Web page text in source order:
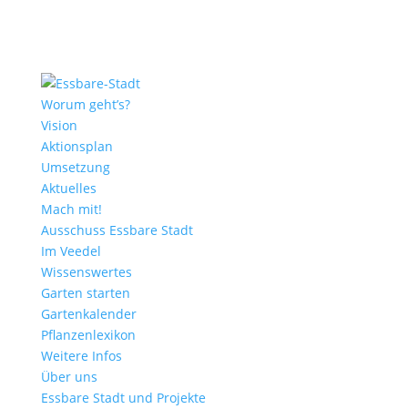
Worum geht’s?
Vision
Aktionsplan
Umsetzung
Aktuelles
Mach mit!
Ausschuss Essbare Stadt
Im Veedel
Wissenswertes
Garten starten
Gartenkalender
Pflanzenlexikon
Weitere Infos
Über uns
Essbare Stadt und Projekte